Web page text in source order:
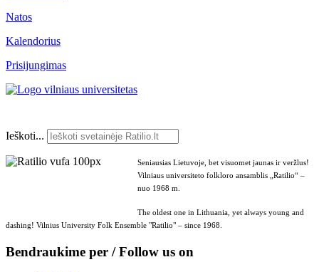
Natos
Kalendorius
Prisijungimas
Ieškoti...
Seniausias Lietuvoje, bet visuomet jaunas ir veržlus!
Vilniaus universiteto folkloro ansamblis „Ratilio“ –
nuo 1968 m.
The oldest one in Lithuania, yet always young and
dashing! Vilnius University Folk Ensemble "Ratilio" – since 1968.
Bendraukime per / Follow us on